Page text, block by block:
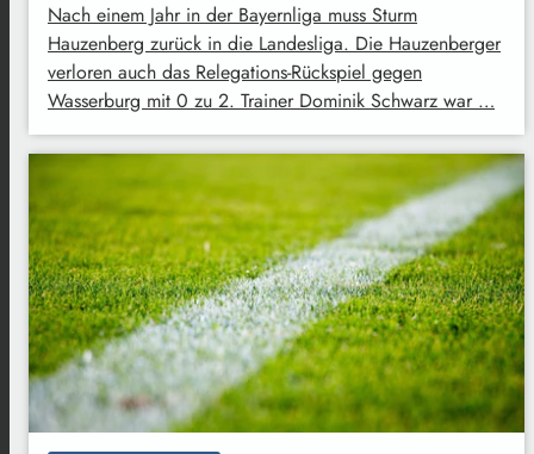
Nach einem Jahr in der Bayernliga muss Sturm
Hauzenberg zurück in die Landesliga. Die Hauzenberger
verloren auch das Relegations-Rückspiel gegen
Wasserburg mit 0 zu 2. Trainer Dominik Schwarz war …